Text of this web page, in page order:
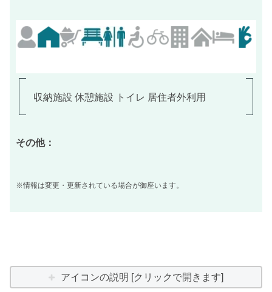
収納施設 休憩施設 トイレ 居住者外利用
その他：
※情報は変更・更新されている場合が御座います。
アイコンの説明 [クリックで開きます]